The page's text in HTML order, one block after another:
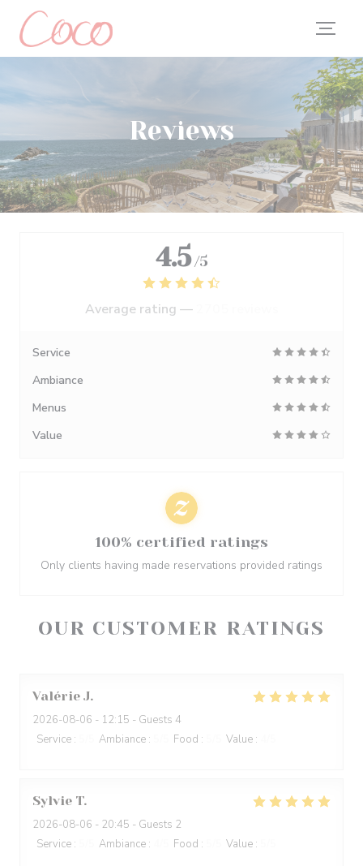
Personalizing your cookie choices
Reviews
OUR CUSTOMER RATINGS
Valérie J
2026-08-06 - 12:15 - Guests 4
Service : Ambiance : Food : Value :
Sylvie T
2026-08-06 - 20:45 - Guests 2
Service : Ambiance : Food : Value :
4.5 /5
Average rating —
Service
Ambiance
Menus
Value
100% certified ratings
Only clients having made reservations provided ratings